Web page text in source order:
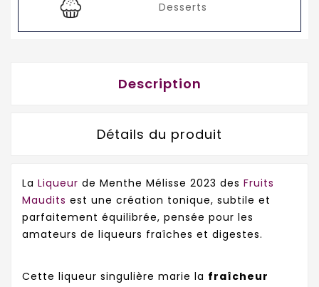
Desserts
Description
Détails du produit
La Liqueur de Menthe Mélisse 2023 des Fruits
Maudits est une création tonique, subtile et
parfaitement équilibrée, pensée pour les
amateurs de liqueurs fraîches et digestes.
Cette liqueur singulière marie la fraîcheur